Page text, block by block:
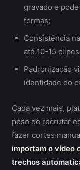
gravado e
formas;
Consistência
até 10-15
Padronização
identidade do
Cada vez mais,
peso de recrutar
fazer cortes
importam o vídeo
trechos